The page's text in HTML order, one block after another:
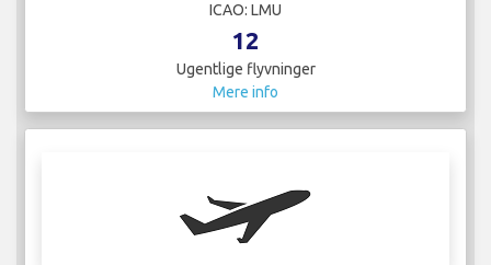
ICAO: LMU
12
Ugentlige flyvninger
Mere info